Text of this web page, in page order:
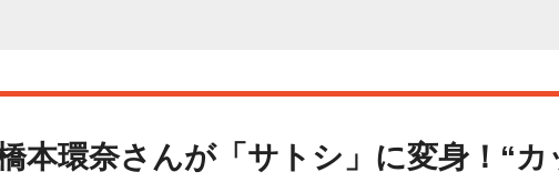
本環奈さんが「サトシ」に変身！“